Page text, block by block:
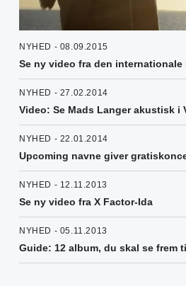
NYHED - 08.09.2015
Se ny video fra den internationale
NYHED - 27.02.2014
Video: Se Mads Langer akustisk i
NYHED - 22.01.2014
Upcoming navne giver
NYHED - 12.11.2013
Se ny video fra X Factor-Ida
NYHED - 05.11.2013
Guide: 12 album, du skal se frem